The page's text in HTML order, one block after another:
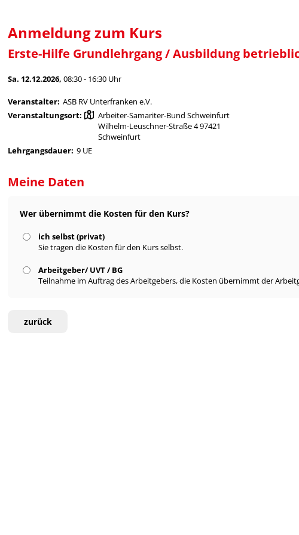
Anmeldung zum Kurs
Erste-Hilfe Grundlehrgang / Ausbildung
Sa. 12.12.2026,08:30 - 16:30 Uhr
Veranstalter: ASB RV Unterfranken e.V.
Veranstaltungsort:
Arbeiter-Samariter-Bund Schweinfurt
Wilhelm-Leuschner-Straße 4 97421
Schweinfurt
Lehrgangsdauer: 9 UE
Meine Daten
Wer übernimmt die Kosten für den Kurs?
ich selbst (privat)
Sie tragen die Kosten für den Kurs selbst.
Arbeitgeber/ UVT / BG
Teilnahme im Auftrag des Arbeitgebers, die Kosten übernimmt der
zurück